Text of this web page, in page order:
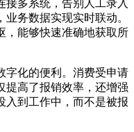
接多系统，告别人工录入
务数据实现实时联动。
，能够快速准确地获取所
字化的便利。消费受申请
提高了报销效率，还增强
入到工作中，而不是被报